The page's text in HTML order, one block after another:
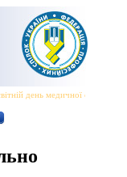
день медичної сестри та